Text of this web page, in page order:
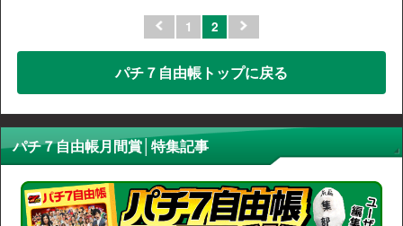
1 2
パチ７自由帳トップに戻る
パチ７自由帳月間賞│特集記事